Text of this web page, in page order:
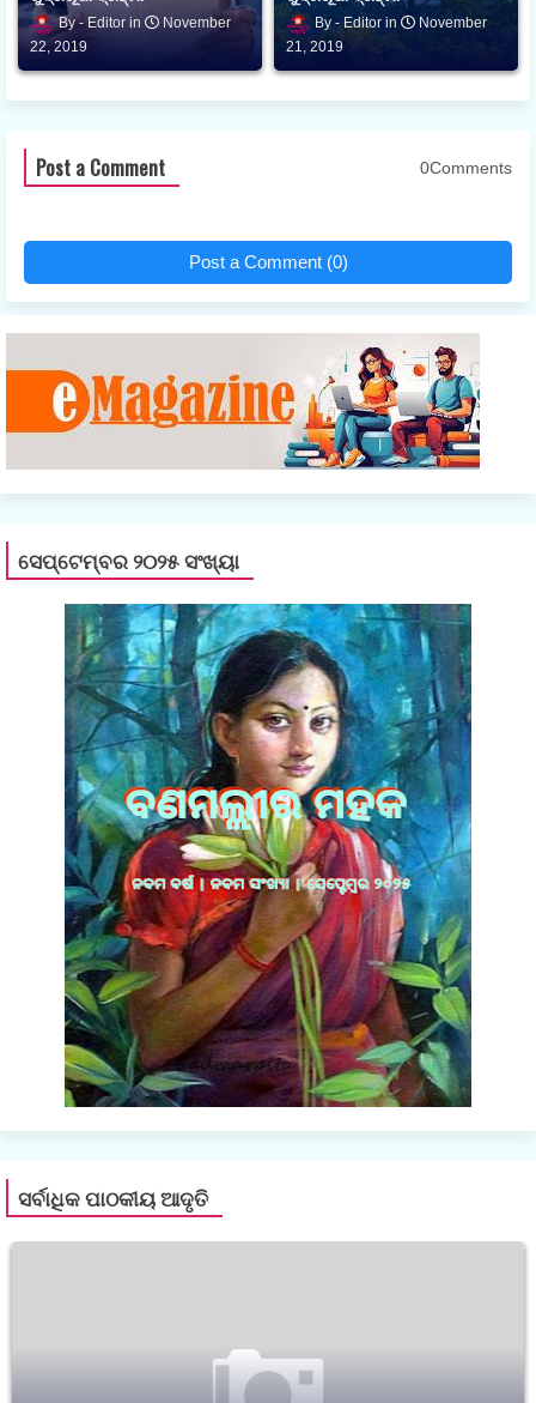
Editor
November
22, 2019
Editor
November
21, 2019
Post a Comment 0Comments
Post a Comment (0)
ସେପ୍ଟେମ୍ବର ୨୦୨୫ ସଂଖ୍ୟା
ସର୍ବାଧିକ ପାଠକୀୟ ଆଦୃତି